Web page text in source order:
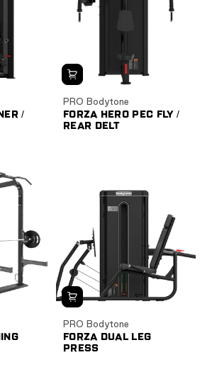
/
PRO Bodytone
FORZA HERO PEC FLY /
REAR DELT
PRO Bodytone
FORZA DUAL LEG
PRESS